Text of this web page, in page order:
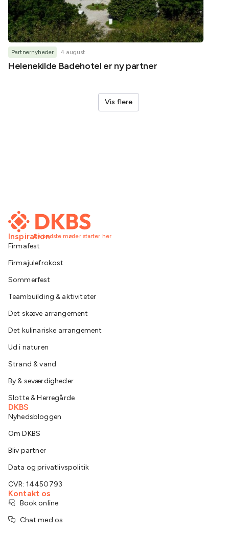
Partnernyheder 4 august
Helenekilde Badehotel er ny partner
Vis flere
De bedste møder starter her
Inspiration
Firmafest
Firmajulefrokost
Sommerfest
Teambuilding & aktiviteter
Det skæve arrangement
Det kulinariske arrangement
Ud i naturen
Strand & vand
By & seværdigheder
Slotte & Herregårde
DKBS
Nyhedsbloggen
Om DKBS
Bliv partner
Data og privatlivspolitik
CVR: 14450793
Kontakt os
Book online
Chat med os